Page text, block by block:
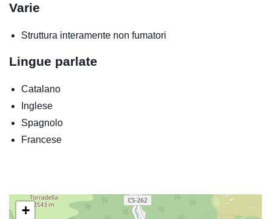
Varie
Struttura interamente non fumatori
Lingue parlate
Catalano
Inglese
Spagnolo
Francese
+